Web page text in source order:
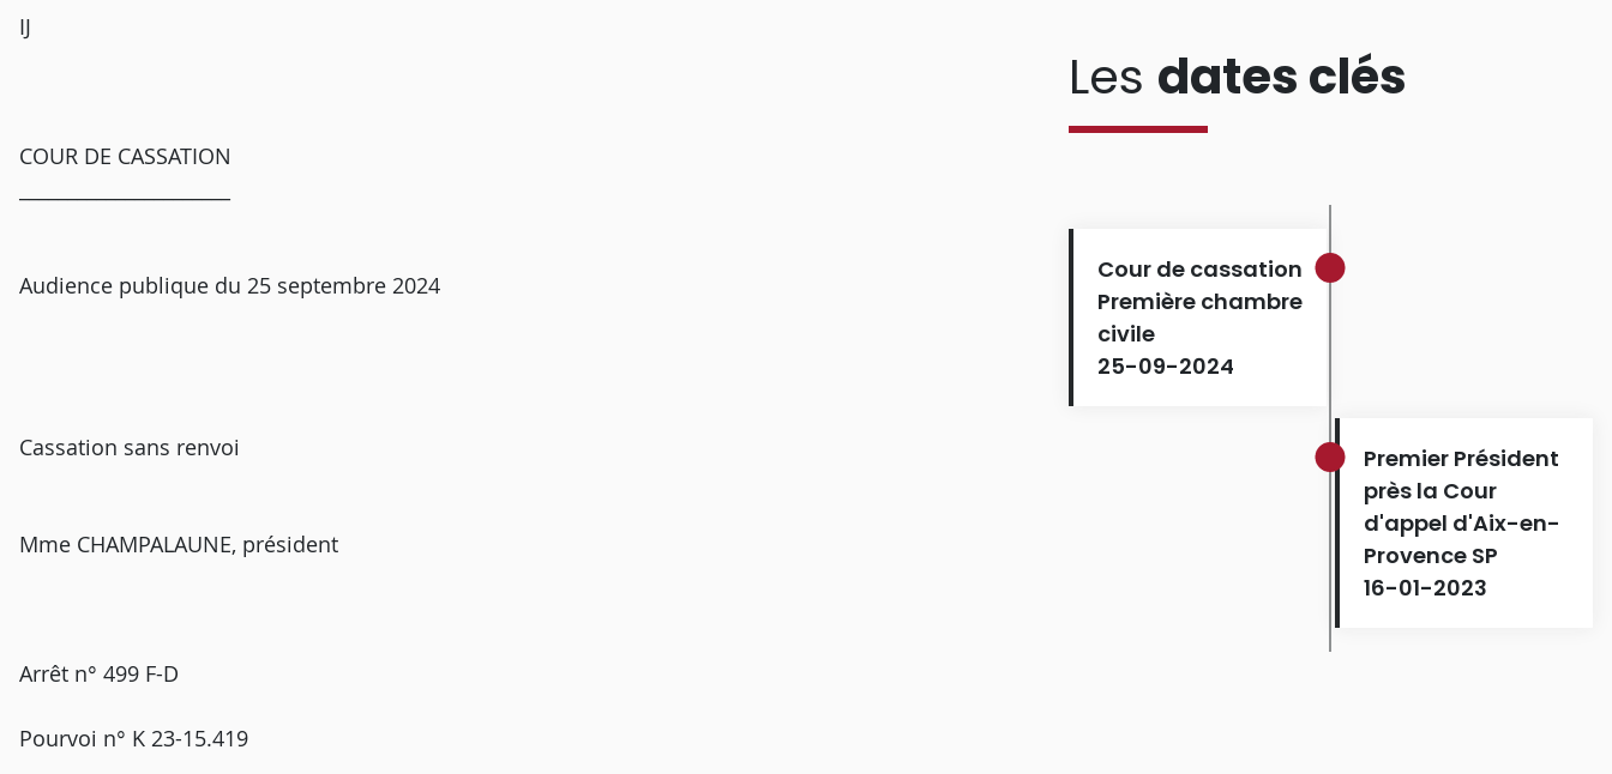
IJ
COUR DE CASSATION
Audience publique du 25 septembre 2024
Cassation sans renvoi
Mme CHAMPALAUNE, président
Arrêt n° 499 F-D
Pourvoi n° K 23-15.419
Les dates clés
Cour de cassation
Première chambre
civile
25-09-2024
Premier Président
près la Cour
d'appel d'Aix-en-
Provence SP
16-01-2023